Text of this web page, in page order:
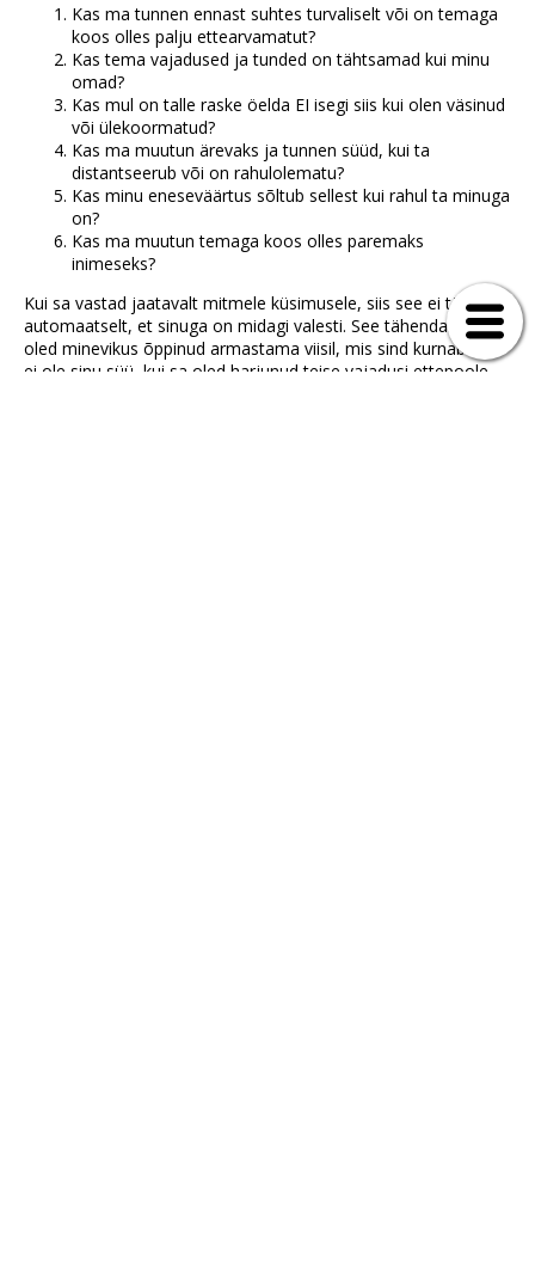
Kas ma tunnen ennast suhtes turvaliselt või on temaga
koos olles palju ettearvamatut?
Kas tema vajadused ja tunded on tähtsamad kui minu
omad?
Kas mul on talle raske öelda EI isegi siis kui olen väsinud
või ülekoormatud?
Kas ma muutun ärevaks ja tunnen süüd, kui ta
distantseerub või on rahulolematu?
Kas minu eneseväärtus sõltub sellest kui rahul ta minuga
on?
Kas ma muutun temaga koos olles paremaks
inimeseks?
Kui sa vastad jaatavalt mitmele küsimusele, siis see ei tähenda
automaatselt, et sinuga on midagi valesti. See tähendab, et
oled minevikus õppinud armastama viisil, mis sind kurnab. See
ei ole sinu süü, kui sa oled harjunud teise vajadusi ettepoole